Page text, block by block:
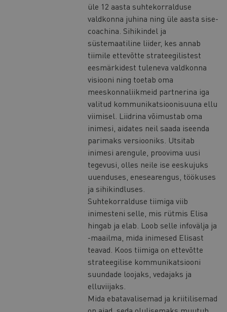
üle 12 aasta suhtekorralduse
valdkonna juhina ning üle aasta sise-
coachina. Sihikindel ja
süstemaatiline liider, kes annab
tiimile ettevõtte strateegilistest
eesmärkidest tuleneva valdkonna
visiooni ning toetab oma
meeskonnaliikmeid partnerina iga
valitud kommunikatsioonisuuna ellu
viimisel. Liidrina võimustab oma
inimesi, aidates neil saada iseenda
parimaks versiooniks. Utsitab
inimesi arengule, proovima uusi
tegevusi, olles neile ise eeskujuks
uuenduses, enesearengus, töökuses
ja sihikindluses.
Suhtekorralduse tiimiga viib
inimesteni selle, mis rütmis Elisa
hingab ja elab. Loob selle infovälja ja
-maailma, mida inimesed Elisast
teavad. Koos tiimiga on ettevõtte
strateegilise kommunikatsiooni
suundade loojaks, vedajaks ja
elluviijaks.
Mida ebatavalisemad ja kriitilisemad